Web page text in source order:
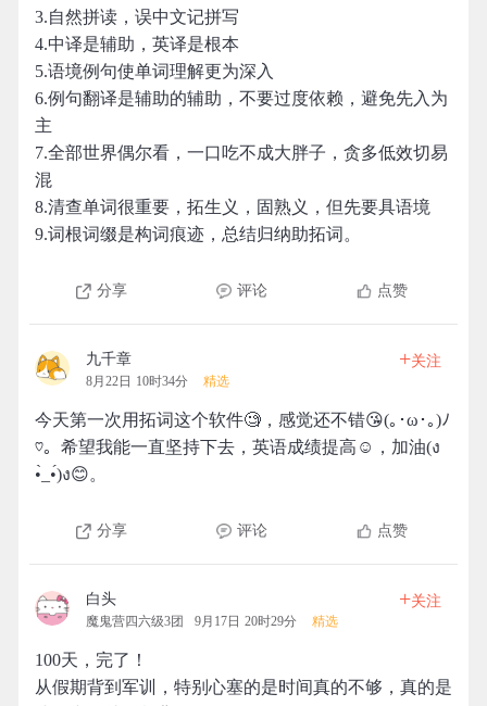
3.自然拼读，误中文记拼写
4.中译是辅助，英译是根本
5.语境例句使单词理解更为深入
6.例句翻译是辅助的辅助，不要过度依赖，避免先入为
主
7.全部世界偶尔看，一口吃不成大胖子，贪多低效切易
混
8.清查单词很重要，拓生义，固熟义，但先要具语境
9.词根词缀是构词痕迹，总结归纳助拓词。
分享 评论 点赞
九千章
8月22日 10时34分 精选
+关注
今天第一次用拓词这个软件🧐，感觉还不错😘(｡･ω･｡)ﾉ
♡。希望我能一直坚持下去，英语成绩提高☺️，加油(ง
•̀_•́)ง😊。
分享 评论 点赞
白头
魔鬼营四六级3团 9月17日 20时29分 精选
+关注
100天，完了！
从假期背到军训，特别心塞的是时间真的不够，真的是